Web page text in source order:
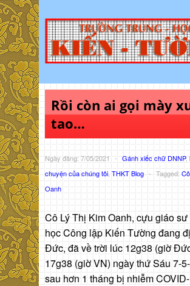
Rồi còn ai gọi mày
tao…
Ngày đăng: 7/05/2021 - Gánh xiếc chữ DNNP,
chuyện của chúng tôi THKT Blog - Tagged:
Oanh
Cô Lý Thị Kim Oanh, cựu giáo sư
học Công lập Kiến Tường đang
Đức, đã về trời lúc 12g38 (giờ
17g38 (giờ VN) ngày thứ Sáu 7-
sau hơn 1 tháng bị nhiễm